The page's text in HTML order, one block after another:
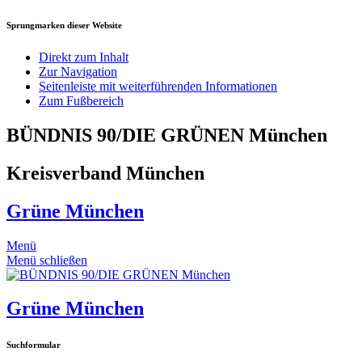
Sprungmarken dieser Website
Direkt zum Inhalt
Zur Navigation
Seitenleiste mit weiterführenden Informationen
Zum Fußbereich
BÜNDNIS 90/DIE GRÜNEN München
Kreisverband München
Grüne München
Menü
Menü schließen
Grüne München
Suchformular